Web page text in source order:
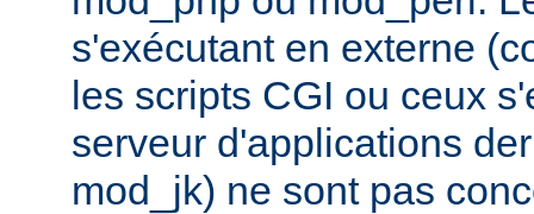
s'exécutant en externe
les scripts CGI ou ceux
serveur d'applications
mod_jk) ne sont pas